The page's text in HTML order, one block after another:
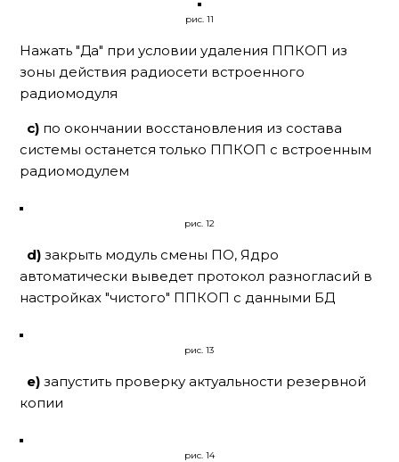
рис. 11
Нажать "Да" при условии удаления ППКОП из
зоны действия радиосети встроенного
радиомодуля
c) по окончании восстановления из состава
системы останется только ППКОП с встроенным
радиомодулем
рис. 12
d)закрыть модуль смены ПО, Ядро
автоматически выведет протокол разногласий в
настройках "чистого" ППКОП с данными БД
рис. 13
e)запустить проверку актуальности резервной
копии
рис. 14